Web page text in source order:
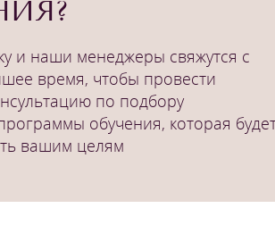
и наши менеджеры свяжутся с
время, чтобы провести
по подбору
обучения, которая
вашим целям